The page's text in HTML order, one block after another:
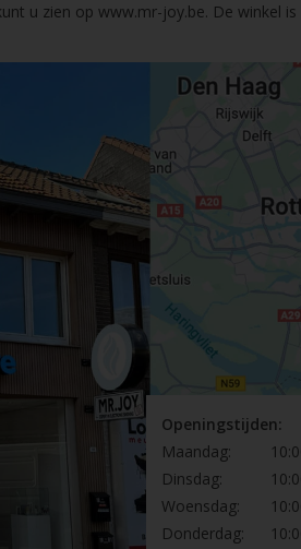
u zien op www.mr-joy.be. De winkel
Openingstijden:
Maandag:
Dinsdag:
Woensdag:
Donderdag: